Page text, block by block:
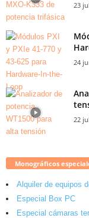
23
24
22
Monográficos
Alquiler de equipos
Especial Box PC
Especial cámaras